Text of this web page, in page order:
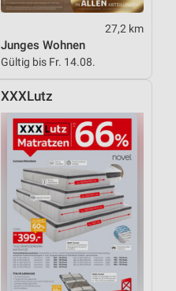
27,2 km
Junges Wohnen
Gültig bis Fr. 14.08.
XXXLutz